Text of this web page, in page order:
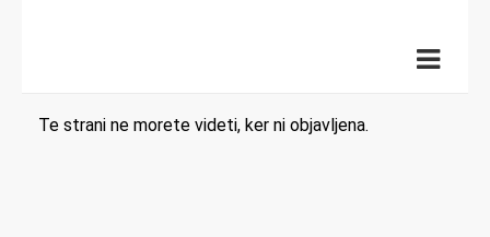
Te strani ne morete videti, ker ni objavljena.